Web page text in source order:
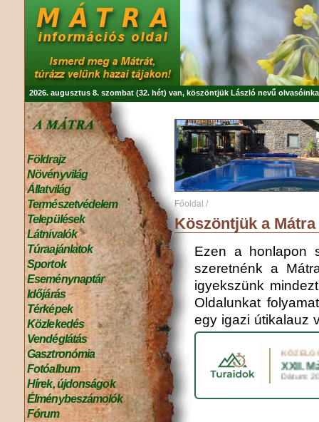
2026. augusztus 8. szombat (32. hét) van, köszöntjük László nevű
Földrajz
Növényvilág
Állatvilág
Természetvédelem
Települések
Látnivalók
Túraajánlatok
Sportok
Eseménynaptár
Időjárás
Térképek
Közlekedés
Vendéglátás
Gasztronómia
Fotóalbum
Hírek, újdonságok
Élménybeszámolók
Fórum
Főoldal /
Köszöntjük a
Ezen a honlapon
szeretnénk a
igyekszünk
Oldalunkat
egy igazi útikalauz